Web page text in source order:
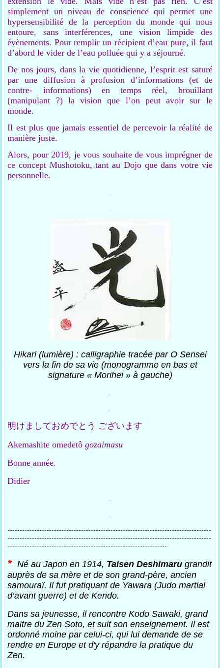
simplement un niveau de conscience qui permet une
hypersensibilité de la perception du monde qui nous
entoure, sans interférences, une vision limpide des
évènements. Pour remplir un récipient d’eau pure, il faut
d’abord le vider de l’eau polluée qui y a séjourné.
De nos jours, dans la vie quotidienne, l’esprit est saturé
par une diffusion à profusion d’informations (et de
contre- informations) en temps réel, brouillant
(manipulant ?) la vision que l’on peut avoir sur le
monde.
Il est plus que jamais essentiel de percevoir la réalité de
manière juste.
Alors, pour 2019, je vous souhaite de vous imprégner de
ce concept Mushotoku, tant au Dojo que dans votre vie
personnelle.
.
.
Hikari (lumière) : calligraphie tracée par O Sensei
vers la fin de sa vie (monogramme en bas et
signature « Morihei » à gauche)
.
.
明けましておめでとう ございます
Akemashite omedetôgozaimasu
Bonne année.
Didier
.
.
-----------------------------------------------------------------------------------
-----------------------------------------------------------------------------------
-----------------------------------------------------------------
* Né au Japon en 1914, Taisen Deshimaru grandit
auprès de sa mère et de son grand-père, ancien
samouraï. Il fut pratiquant de Yawara (Judo martial
d’avant guerre) et de Kendo.
Dans sa jeunesse, il rencontre Kodo Sawaki, grand
maitre du Zen Soto, et suit son enseignement. Il est
ordonné moine par celui-ci, qui lui demande de se
rendre en Europe et d'y répandre la pratique du
Zen.